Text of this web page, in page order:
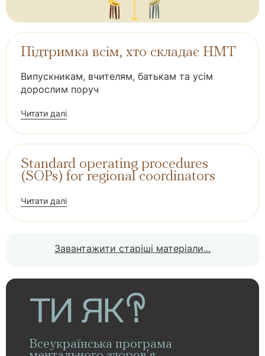
Підтримка всім, хто складає НМТ
Випускникам, вчителям, батькам та усім
дорослим поруч
Читати далі
Standard operating procedures
(SOPs) for regional coordinators
Читати далі
Завантажити старіші матеріали...
Всеукраїнська програма